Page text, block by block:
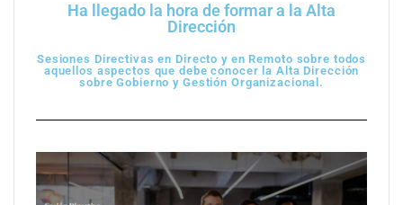
Ha llegado la hora de formar a la Alta
Dirección
Sesiones Directivas en Directo y en Remoto sobre todos
aquellos aspectos que debe conocer la Alta Dirección
sobre Gobierno y Gestión Organizacional.